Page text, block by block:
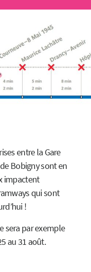
entre la Gare
Bobigny sont en
impactent
qui sont
!
sera par exemple
au 31 août.